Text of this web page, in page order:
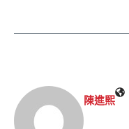
陳進𤋮